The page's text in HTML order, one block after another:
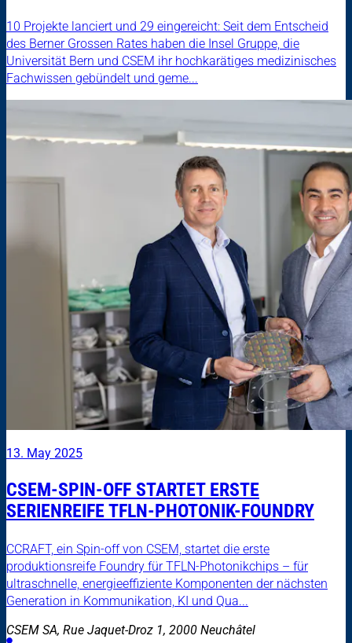
10 Projekte lanciert und 29 eingereicht: Seit dem Entscheid
des Berner Grossen Rates haben die Insel Gruppe, die
Universität Bern und CSEM ihr hochkarätiges medizinisches
Fachwissen gebündelt und geme...
13. May 2025
CSEM-SPIN-OFF STARTET ERSTE
SERIENREIFE TFLN-PHOTONIK-FOUNDRY
CCRAFT, ein Spin-off von CSEM, startet die erste
produktionsreife Foundry für TFLN-Photonikchips – für
ultraschnelle, energieeffiziente Komponenten der nächsten
Generation in Kommunikation, KI und Qua...
CSEM SA, Rue Jaquet-Droz 1, 2000 Neuchâtel